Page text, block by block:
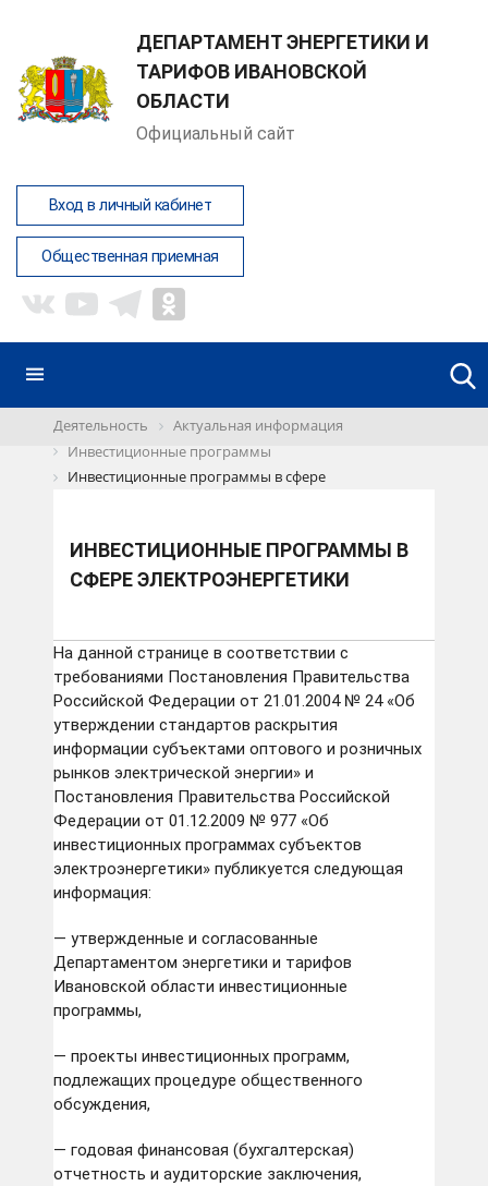
ДЕПАРТАМЕНТ ЭНЕРГЕТИКИ И
ТАРИФОВ ИВАНОВСКОЙ
ОБЛАСТИ
Официальный сайт
Вход в личный кабинет
Общественная приемная
Деятельность
Актуальная информация
Инвестиционные программы
Инвестиционные программы в сфере
ИНВЕСТИЦИОННЫЕ ПРОГРАММЫ В
СФЕРЕ ЭЛЕКТРОЭНЕРГЕТИКИ
На данной странице в соответствии с
требованиями Постановления Правительства
Российской Федерации от 21.01.2004 № 24 «Об
утверждении стандартов раскрытия
информации субъектами оптового и розничных
рынков электрической энергии» и
Постановления Правительства Российской
Федерации от 01.12.2009 № 977 «Об
инвестиционных программах субъектов
электроэнергетики» публикуется следующая
информация:
— утвержденные и согласованные
Департаментом энергетики и тарифов
Ивановской области инвестиционные
программы,
— проекты инвестиционных программ,
подлежащих процедуре общественного
обсуждения,
— годовая финансовая (бухгалтерская)
отчетность и аудиторские заключения,